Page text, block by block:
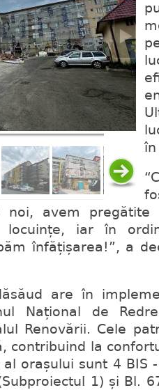
avem pregătite
locuințe, iar în
înfățișarea!”, a
are în
Național de
Renovării. Cele
contribuind la
orașului sunt 4 BIS
1) și Bl.